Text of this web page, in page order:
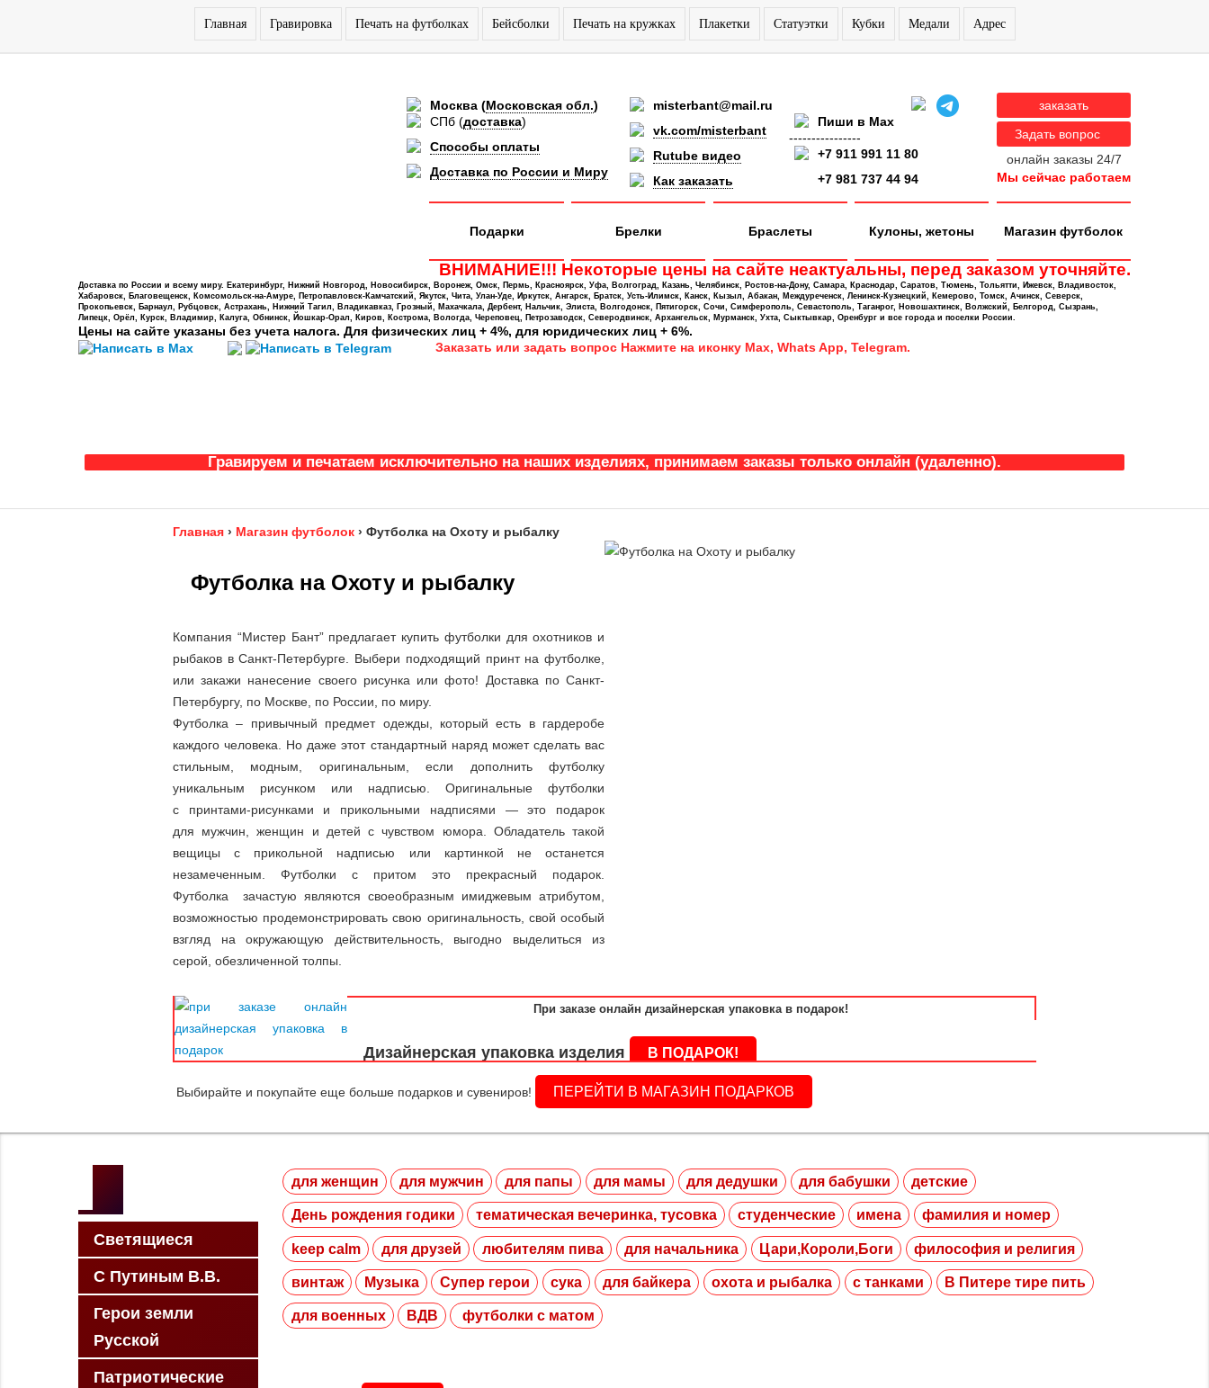
Главная Гравировка Печать на футболках Бейсболки Печать на кружках Плакетки Статуэтки Кубки Медали Адрес
Москва (Московская обл.)
СПб (доставка)
Способы оплаты
Доставка по России и Миру
misterbant@mail.ru
vk.com/misterbant
Rutube видео
Как заказать
Пиши в Max
----------------
+7 911 991 11 80
+7 981 737 44 94
заказать
Задать вопрос
онлайн заказы 24/7
Мы сейчас работаем
Магазин футболок
Кулоны, жетоны
Браслеты
Брелки
Подарки
ВНИМАНИЕ!!! Некоторые цены на сайте неактуальны, перед заказом уточняйте.
Доставка по России и всему миру. Екатеринбург, Нижний Новгород, Новосибирск, Воронеж, Омск, Пермь, Красноярск, Уфа, Волгоград, Казань, Челябинск, Ростов-на-Дону, Самара, Краснодар, Саратов, Тюмень, Тольятти, Ижевск, Владивосток,
Хабаровск, Благовещенск, Комсомольск-на-Амуре, Петропавловск-Камчатский, Якутск, Чита, Улан-Уде, Иркутск, Ангарск, Братск, Усть-Илимск, Канск, Кызыл, Абакан, Междуреченск, Ленинск-Кузнецкий, Кемерово, Томск, Ачинск, Северск,
Прокопьевск, Барнаул, Рубцовск, Астрахань, Нижний Тагил, Владикавказ, Грозный, Махачкала, Дербент, Нальчик, Элиста, Волгодонск, Пятигорск, Сочи, Симферополь, Севастополь, Таганрог, Новошахтинск, Волжский, Белгород, Сызрань,
Липецк, Орёл, Курск, Владимир, Калуга, Обнинск, Йошкар-Орал, Киров, Кострома, Вологда, Череповец, Петрозаводск, Северодвинск, Архангельск, Мурманск, Ухта, Сыктывкар, Оренбург и все города и поселки России.
Цены на сайте указаны без учета налога. Для физических лиц + 4%, для юридических лиц + 6%.
Заказать или задать вопрос Нажмите на иконку Max, Whats App, Telegram.
Гравируем и печатаем исключительно на наших изделиях, принимаем заказы только онлайн (удаленно).
Главная › Магазин футболок › Футболка на Охоту и рыбалку
Футболка на Охоту и рыбалку
Компания “Мистер Бант” предлагает купить футболки для охотников и
рыбаков в Санкт-Петербурге. Выбери подходящий принт на футболке,
или закажи нанесение своего рисунка или фото! Доставка по Санкт-
Петербургу, по Москве, по России, по миру.
Футболка – привычный предмет одежды, который есть в гардеробе
каждого человека. Но даже этот стандартный наряд может сделать вас
стильным, модным, оригинальным, если дополнить футболку
уникальным рисунком или надписью. Оригинальные футболки
с принтами-рисунками и прикольными надписями — это подарок
для мужчин, женщин и детей с чувством юмора. Обладатель такой
вещицы с прикольной надписью или картинкой не останется
незамеченным. Футболки с притом это прекрасный подарок.
Футболка зачастую являются своеобразным имиджевым атрибутом,
возможностью продемонстрировать свою оригинальность, свой особый
взгляд на окружающую действительность, выгодно выделиться из
серой, обезличенной толпы.
При заказе онлайн дизайнерская упаковка в подарок!
Дизайнерская упаковка изделия В ПОДАРОК!
Выбирайте и покупайте еще больше подарков и сувениров! ПЕРЕЙТИ В МАГАЗИН ПОДАРКОВ
Светящиеся
С Путиным В.В.
Герои земли
Русской
Патриотические
для женщин для мужчин для папы для мамы для дедушки для бабушки детские
День рождения годики тематическая вечеринка, тусовка студенческие имена фамилия и номер
keep calm для друзей любителям пива для начальника Цари,Короли,Боги философия и религия
винтаж Музыка Супер герои сука для байкера охота и рыбалка с танками В Питере тире пить
для военных ВДВ футболки с матом